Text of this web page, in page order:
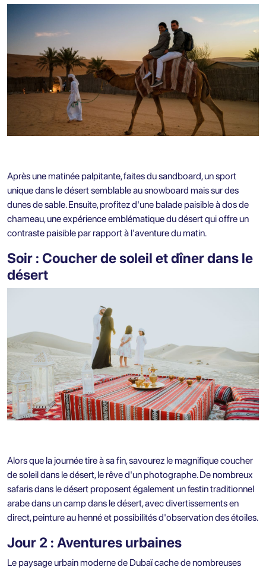
Après une matinée palpitante, faites du sandboard, un sport
unique dans le désert semblable au snowboard mais sur des
dunes de sable. Ensuite, profitez d'une balade paisible à dos de
chameau, une expérience emblématique du désert qui offre un
contraste paisible par rapport à l'aventure du matin.
Soir : Coucher de soleil et dîner dans le
désert
Alors que la journée tire à sa fin, savourez le magnifique coucher
de soleil dans le désert, le rêve d'un photographe. De nombreux
safaris dans le désert proposent également un festin traditionnel
arabe dans un camp dans le désert, avec divertissements en
direct, peinture au henné et possibilités d'observation des étoiles.
Jour 2 : Aventures urbaines
Le paysage urbain moderne de Dubaï cache de nombreuses